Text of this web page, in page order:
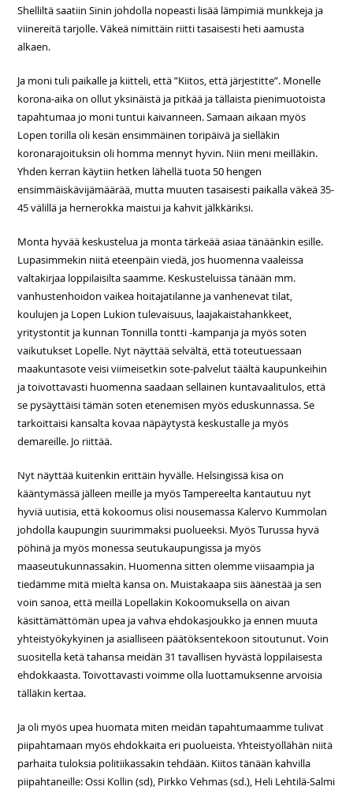
Shelliltä saatiin Sinin johdolla nopeasti lisää lämpimiä munkkeja ja
viinereitä tarjolle. Väkeä nimittäin riitti tasaisesti heti aamusta
alkaen.
Ja moni tuli paikalle ja kiitteli, että ”Kiitos, että järjestitte”. Monelle
korona-aika on ollut yksinäistä ja pitkää ja tällaista pienimuotoista
tapahtumaa jo moni tuntui kaivanneen. Samaan aikaan myös
Lopen torilla oli kesän ensimmäinen toripäivä ja sielläkin
koronarajoituksin oli homma mennyt hyvin. Niin meni meilläkin.
Yhden kerran käytiin hetken lähellä tuota 50 hengen
ensimmäiskävijämäärää, mutta muuten tasaisesti paikalla väkeä 35-
45 välillä ja hernerokka maistui ja kahvit jälkkäriksi.
Monta hyvää keskustelua ja monta tärkeää asiaa tänäänkin esille.
Lupasimmekin niitä eteenpäin viedä, jos huomenna vaaleissa
valtakirjaa loppilaisilta saamme. Keskusteluissa tänään mm.
vanhustenhoidon vaikea hoitajatilanne ja vanhenevat tilat,
koulujen ja Lopen Lukion tulevaisuus, laajakaistahankkeet,
yritystontit ja kunnan Tonnilla tontti -kampanja ja myös soten
vaikutukset Lopelle. Nyt näyttää selvältä, että toteutuessaan
maakuntasote veisi viimeisetkin sote-palvelut täältä kaupunkeihin
ja toivottavasti huomenna saadaan sellainen kuntavaalitulos, että
se pysäyttäisi tämän soten etenemisen myös eduskunnassa. Se
tarkoittaisi kansalta kovaa näpäytystä keskustalle ja myös
demareille. Jo riittää.
Nyt näyttää kuitenkin erittäin hyvälle. Helsingissä kisa on
kääntymässä jälleen meille ja myös Tampereelta kantautuu nyt
hyviä uutisia, että kokoomus olisi nousemassa Kalervo Kummolan
johdolla kaupungin suurimmaksi puolueeksi. Myös Turussa hyvä
pöhinä ja myös monessa seutukaupungissa ja myös
maaseutukunnassakin. Huomenna sitten olemme viisaampia ja
tiedämme mitä mieltä kansa on. Muistakaapa siis äänestää ja sen
voin sanoa, että meillä Lopellakin Kokoomuksella on aivan
käsittämättömän upea ja vahva ehdokasjoukko ja ennen muuta
yhteistyökykyinen ja asialliseen päätöksentekoon sitoutunut. Voin
suositella ketä tahansa meidän 31 tavallisen hyvästä loppilaisesta
ehdokkaasta. Toivottavasti voimme olla luottamuksenne arvoisia
tälläkin kertaa.
Ja oli myös upea huomata miten meidän tapahtumaamme tulivat
piipahtamaan myös ehdokkaita eri puolueista. Yhteistyöllähän niitä
parhaita tuloksia politiikassakin tehdään. Kiitos tänään kahvilla
piipahtaneille: Ossi Kollin (sd), Pirkko Vehmas (sd.), Heli Lehtilä-Salmi